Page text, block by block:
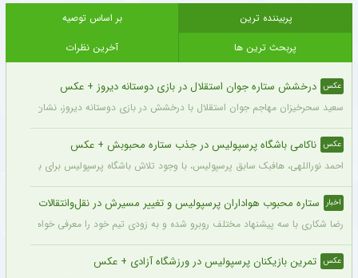
پربیننده ترین
بر اساس توصیه
پربحث ترین ها
آخرین نظرات
عکس درخشش ستاره جوان استقلال در بازی دوستانه دیروز + عکس
سعید سحرخیزان مهاجم جوان استقلال با درخشش در بازی دوستانه دیروز، نشان داد
عکس ناکامی باشگاه پرسپولیس در جذب ستاره محبوبش + عکس
احمد نوراللهی، هافبک سابق پرسپولیس، با وجود تلاش باشگاه پرسپولیس برای بازگشت
اخبار ستاره محبوب هواداران پرسپولیس و تغییر مسیرش در نقل‌وانتقالات
رضا شکاری با سه پیشنهاد مختلف روبرو شده و به زودی تیم خود را معرفی خواهد کرد.
عکس تمرین بازیکنان پرسپولیس در ورزشگاه آزادی + عکس